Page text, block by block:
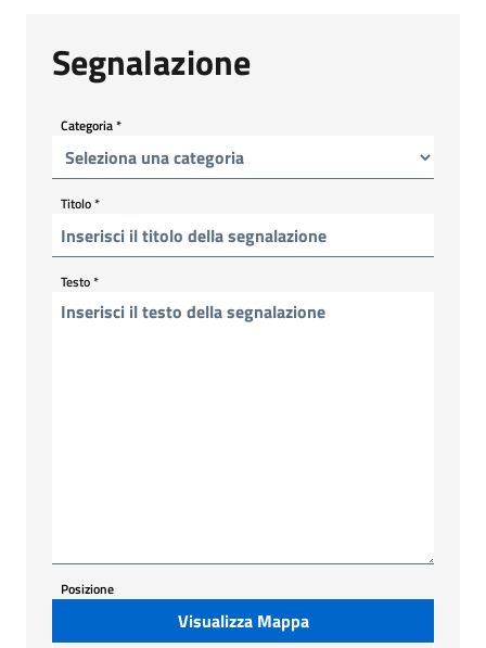
Segnalazione
Categoria*
Titolo*
Testo*
Posizione
Visualizza Mappa